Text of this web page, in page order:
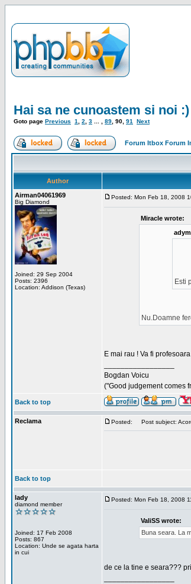
Hai sa ne cunoastem si noi :)
Goto page Previous 1 2 3 89 90 91 Next
Forum Itbox Forum
Author
Airman04061969
Big Diamond
Joined: 29 Sep 2004
Posts: 2396
Location: Addison (Texas)
Posted: Mon Feb 18, 2008
Miracle wrote:
Esti
Nu.Doamne
E mai rau ! Va fi
Bogdan Voicu
("Good judgement comes
Back to top
Reclama Posted: Post subject:
Back to top
lady
diamond member
Joined: 17 Feb 2008
Posts: 867
Location: Unde se agata harta
in cui
Posted: Mon Feb 18, 2008
ValiSS wrote:
Buna seara. La
de ce la tine e seara???